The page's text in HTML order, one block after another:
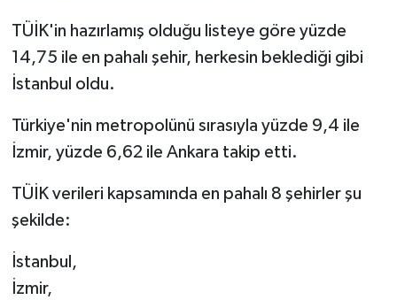
TÜİK'in hazırlamış olduğu listeye göre yüzde
14,75 ile en pahalı şehir, herkesin beklediği gibi
İstanbul oldu.
Türkiye'nin metropolünü sırasıyla yüzde 9,4 ile
İzmir, yüzde 6,62 ile Ankara takip etti.
TÜİK verileri kapsamında en pahalı 8 şehirler şu
şekilde:
İstanbul,
İzmir,
KÜLTÜR SANAT